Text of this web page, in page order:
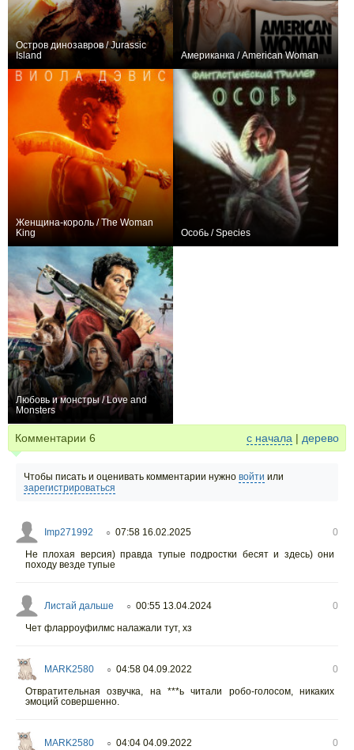
Остров динозавров / Jurassic
Island
Американка / American Woman
Женщина-король / The Woman
King
Особь / Species
Любовь и монстры / Love and
Monsters
Комментарии 6 с начала | дерево
Чтобы писать и оценивать комментарии нужно войти или
зарегистрироваться
Imp271992 ○ 07:58 16.02.2025
0
Не плохая версия) правда тупые подростки бесят и здесь) они
походу везде тупые
Листай дальше ○ 00:55 13.04.2024
0
Чет фларроуфилмс налажали тут, хз
MARK2580 ○ 04:58 04.09.2022
0
Отвратительная озвучка, на ***ь читали робо-голосом, никаких
эмоций совершенно.
MARK2580 ○ 04:04 04.09.2022 0